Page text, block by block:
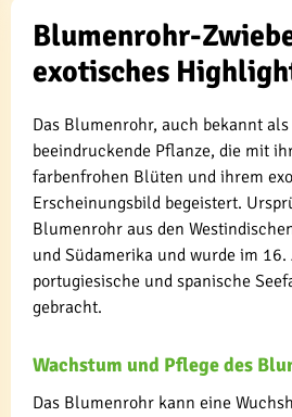
Blumenrohr-
exotisches
Das Blumenrohr, auch bekannt
beeindruckende Pflanze, die mit
farbenfrohen Blüten und ihrem
Erscheinungsbild begeistert.
Blumenrohr aus den
und Südamerika und wurde im
portugiesische und spanische
gebracht.
Wachstum und Pflege des
Das Blumenrohr kann eine